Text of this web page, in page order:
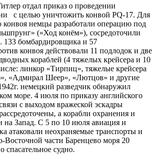
отдал приказ о проведении
с целью уничтожить конвой РQ-17. Для
конвоя немцы разработали операцию под
(«Ход конём»), сосредоточили
133 бомбардировщика и 57
конвоя действовали 11 подлодок и две
кораблей (4 тяжелых крейсера и 10
линкор «Тирпиц», тяжелые крейсера
«Адмирал Шеер», «Лютцов» и другие
немецкий разведчик обнаружил
море. 4 июля по приказу английского
с выходом вражеской эскадры
а корабли охранения и
на Запад. С 5 по 10 июля авиация и
атаковали неохраняемые транспорты и
Восточной части Баренцево моря 20
спасательное судно.